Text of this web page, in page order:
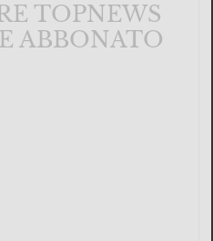
TOPNEWS
ABBONATO